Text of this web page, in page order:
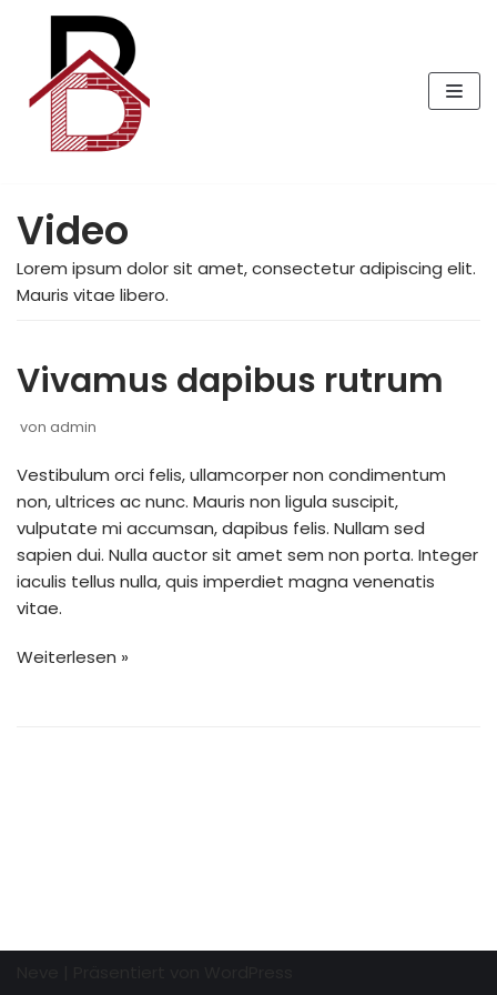
Zum
springen
Video
Lorem ipsum dolor sit amet, consectetur adipiscing elit.
Mauris vitae libero.
Vivamus dapibus rutrum
von admin
Vestibulum orci felis, ullamcorper non condimentum
non, ultrices ac nunc. Mauris non ligula suscipit,
vulputate mi accumsan, dapibus felis. Nullam sed
sapien dui. Nulla auctor sit amet sem non porta. Integer
iaculis tellus nulla, quis imperdiet magna venenatis
vitae.
Weiterlesen »